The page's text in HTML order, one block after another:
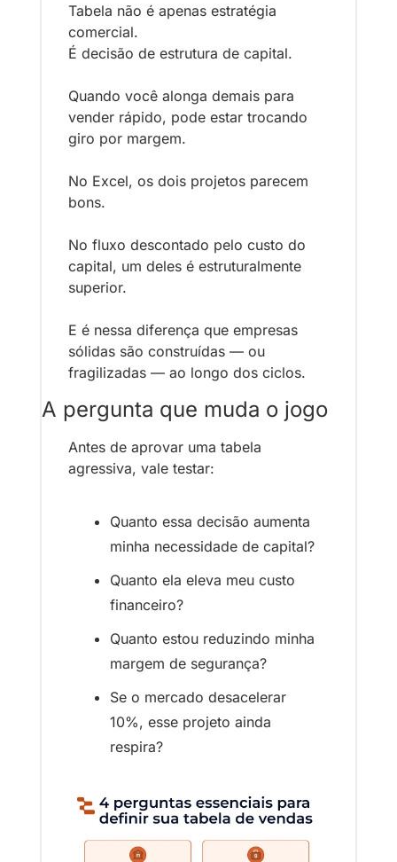
Tabela não é apenas estratégia
comercial.
É decisão de estrutura de capital.
Quando você alonga demais para
vender rápido, pode estar trocando
giro por margem.
No Excel, os dois projetos parecem
bons.
No fluxo descontado pelo custo do
capital, um deles é estruturalmente
superior.
E é nessa diferença que empresas
sólidas são construídas — ou
fragilizadas — ao longo dos ciclos.
A pergunta que muda o jogo
Antes de aprovar uma tabela
agressiva, vale testar:
Quanto essa decisão aumenta
minha necessidade de capital?
Quanto ela eleva meu custo
financeiro?
Quanto estou reduzindo minha
margem de segurança?
Se o mercado desacelerar
10%, esse projeto ainda
respira?